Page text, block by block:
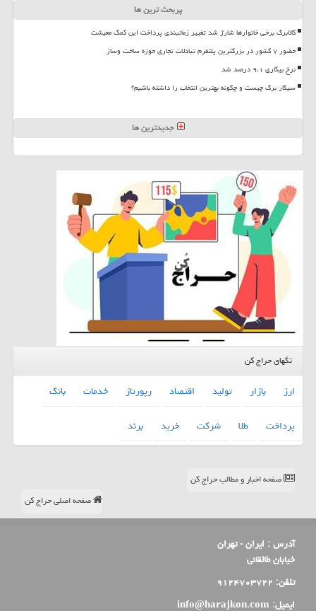
پربحث ترین ها
کالابرگ برخی خانوارها شارژ شد تغییر زمانبندی پرداخت این کمک معیشت
حضور ۷ کشور در بزرگترین پلتفرم تبادلات تجاری حوزه ساخت وساز
نرخ بیکاری ۹،۱ درصد شد
سیگار برگ چیست و چگونه بهترین انتخاب را داشته باشیم؟
جدیدترین ها
تگهای حراج کن
ارز بازار تولید اقتصاد رپورتاژ خدمات
بانك
پرداخت
طلا شركت خرید برند
صفحه اخبار و مطالب حراج کن
صفحه اصلی حراج کن
آدرس : ایران - تهران
خیابان طالقانی
تلفن: ۹۱۲۴۷۰۳۷۲۲
ایمیل: info@harajkon.com